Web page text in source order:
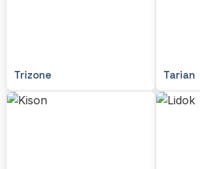
Trizone Tarian